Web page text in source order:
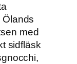
Ölands
med
sidfläsk